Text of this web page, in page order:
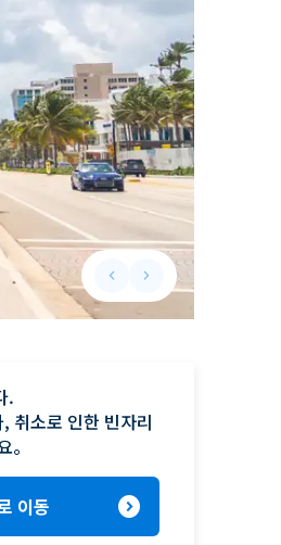
keyboard_arrow_leftPrevious slide
keyboard_arrow_rightNext slide
.
취소로 인한 빈자리
이동 expand_circle_right